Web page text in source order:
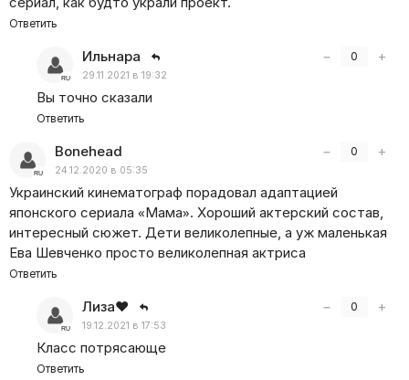
Ответить
− 0 +
Ильнара
29.11.2021 в 19:32
Вы точно сказали
Ответить
− 0 +
Bonehead
24.12.2020 в 05:35
Украинский кинематограф порадовал адаптацией
японского сериала «Мама». Хороший актерский состав,
интересный сюжет. Дети великолепные, а уж маленькая
Ева Шевченко просто великолепная актриса
Ответить
− 0 +
Лиза❤
19.12.2021 в 17:53
Класс потрясающе
Ответить